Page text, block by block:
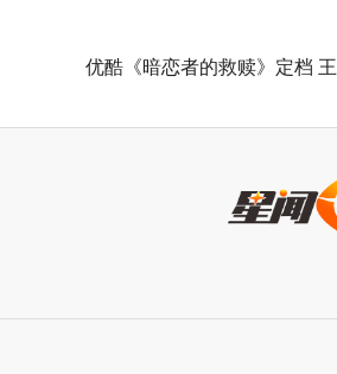
优酷《暗恋者的救赎》定档 王